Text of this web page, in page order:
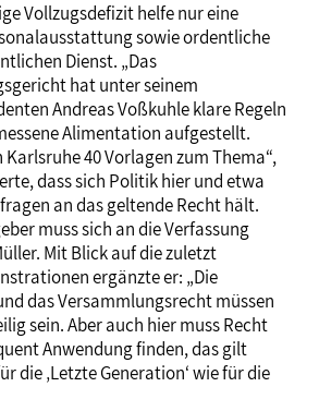
Vollzugsdefizit helfe nur eine
sowie ordentliche
Dienst. „Das
hat unter seinem
Andreas Voßkuhle klare Regeln
Alimentation aufgestellt.
40 Vorlagen zum Thema“,
dass sich Politik hier und etwa
an das geltende Recht hält.
muss sich an die Verfassung
Mit Blick auf die zuletzt
ergänzte er: „Die
das Versammlungsrecht müssen
sein. Aber auch hier muss Recht
Anwendung finden, das gilt
die ‚Letzte Generation‘ wie für die